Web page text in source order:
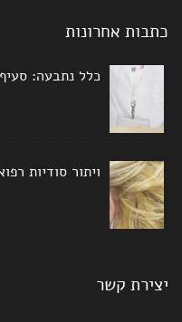
כתבות אחרונות
כלל נתבעה:
ויתור סודיות
יצירת קשר